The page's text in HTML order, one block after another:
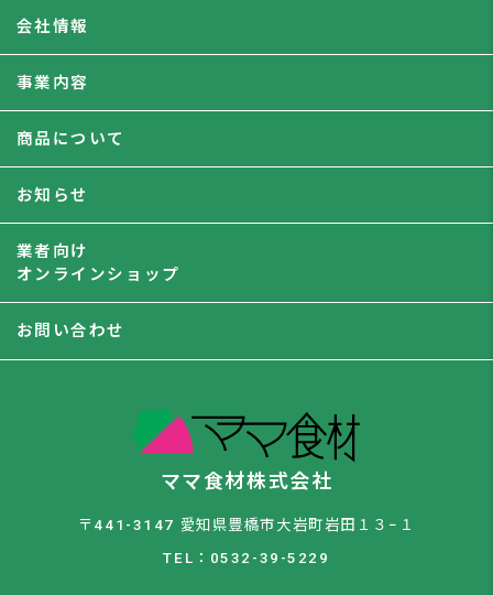
会社情報
事業内容
商品について
お知らせ
業者向け
オンラインショップ
お問い合わせ
ママ食材株式会社
〒441-3147 愛知県豊橋市大岩町岩田１３−１
TEL：0532-39-5229